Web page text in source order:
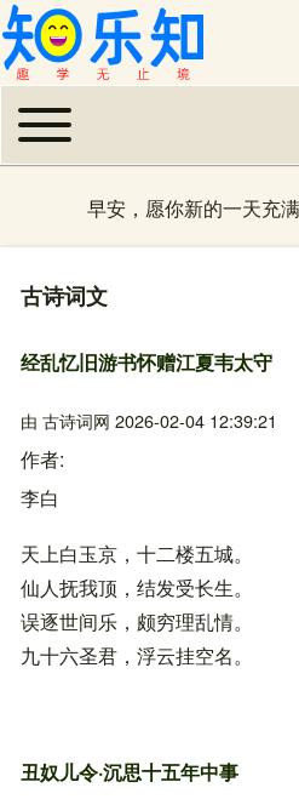
主导航
Toggle main menu
早安，愿你新的一天充
古诗词文
经乱忆旧游书怀赠江夏韦太守
由 古诗词网 2026-02-04 12:39:21
作者
李白
天上白玉京，十二楼五城。
仙人抚我顶，结发受长生。
误逐世间乐，颇穷理乱情。
九十六圣君，浮云挂空名。
丑奴儿令·沉思十五年中事